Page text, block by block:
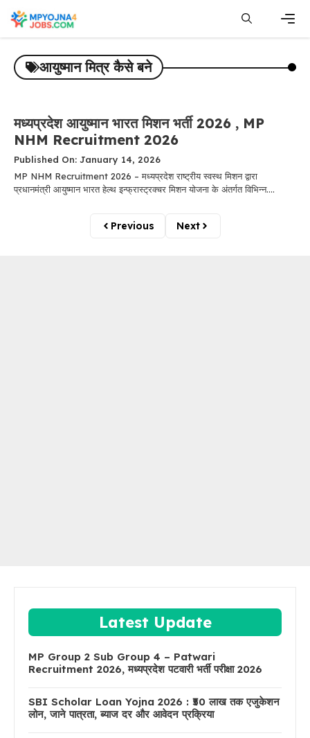
content
आयुष्मान मित्र कैसे बने
मध्यप्रदेश आयुष्मान भारत मिशन भर्ती 2026 , MP
NHM Recruitment 2026
Published On: January 14, 2026
MP NHM Recruitment 2026 – मध्यप्रदेश राष्ट्रीय स्वस्थ मिशन द्वारा
प्रधानमंत्री आयुष्मान भारत हेल्थ इन्फ्रास्ट्रक्चर मिशन योजना के अंतर्गत विभिन्न....
Previous Next
Latest Update
MP Group 2 Sub Group 4 – Patwari
Recruitment 2026, मध्यप्रदेश पटवारी भर्ती परीक्षा 2026
SBI Scholar Loan Yojna 2026 : ₹50 लाख तक एजुकेशन
लोन, जाने पात्रता, ब्याज दर और आवेदन प्रक्रिया